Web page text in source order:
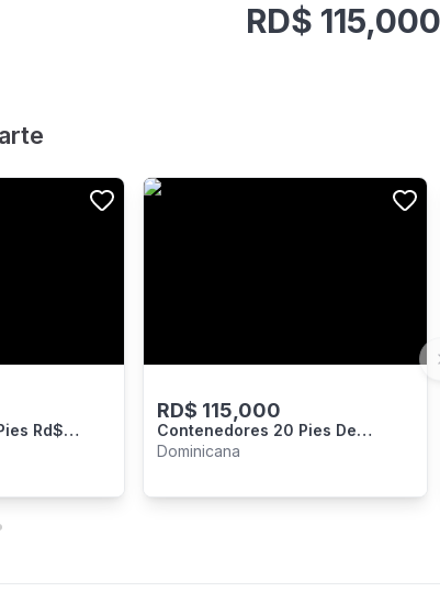
RD$ 115,000
Rd$
RD$ 115,000
Contenedores 20 Pies De
Oportunidad Rd$ 115.000
Dominicana